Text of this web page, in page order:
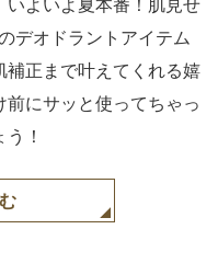
デオドラントアイテム
正まで叶えてくれる嬉
にサッと使ってちゃっ
！